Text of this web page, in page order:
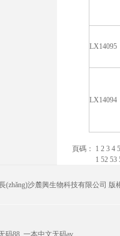
LX14095
LX14094
頁碼： 1 2 3 4 5
1 52 53
(zhǎng)沙麓興生物科技有限公司 版
码88_一本中文无码av